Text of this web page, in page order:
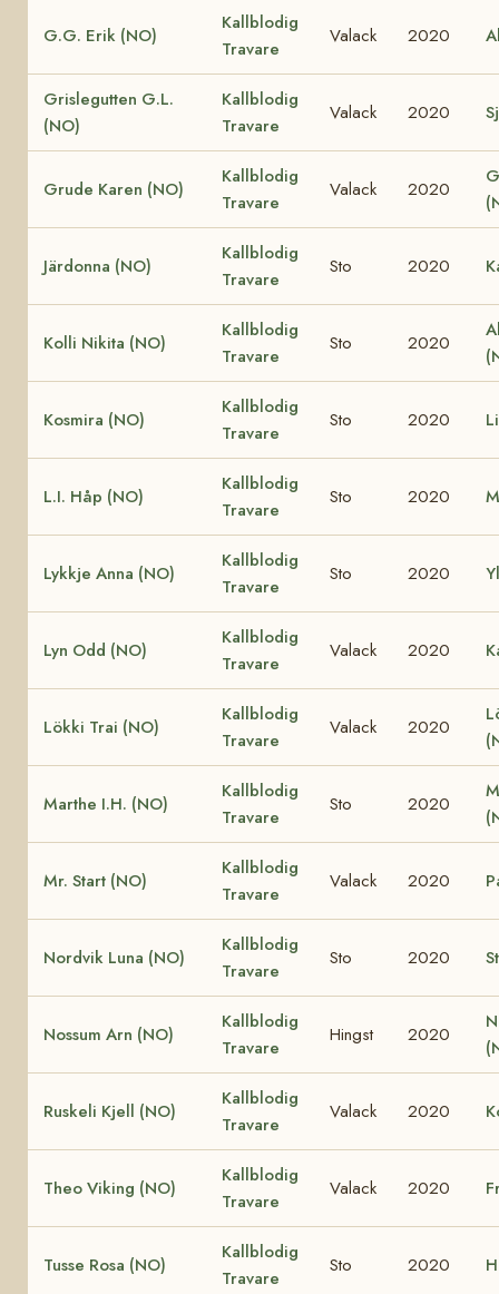
G.G. Erik (NO)
Kallblodig
Travare
Valack 2020
Grislegutten G.L.
(NO)
Kallblodig
Travare
Valack 2020
Grude Karen (NO)
Kallblodig
Travare
Valack 2020
Järdonna (NO)
Kallblodig
Travare
Sto 2020
Kolli Nikita (NO)
Kallblodig
Travare
Sto 2020
Kosmira (NO)
Kallblodig
Travare
Sto 2020
L.I. Håp (NO)
Kallblodig
Travare
Sto 2020
Lykkje Anna (NO)
Kallblodig
Travare
Sto 2020
Lyn Odd (NO)
Kallblodig
Travare
Valack 2020
Lökki Trai (NO)
Kallblodig
Travare
Valack 2020
Marthe I.H. (NO)
Kallblodig
Travare
Sto 2020
Mr. Start (NO)
Kallblodig
Travare
Valack 2020
Nordvik Luna (NO)
Kallblodig
Travare
Sto 2020
Nossum Arn (NO)
Kallblodig
Travare
Hingst 2020
Ruskeli Kjell (NO)
Kallblodig
Travare
Valack 2020
Theo Viking (NO)
Kallblodig
Travare
Valack 2020
Tusse Rosa (NO)
Kallblodig
Travare
Sto 2020